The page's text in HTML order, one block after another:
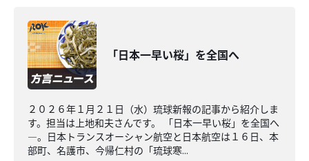
「日本一早い桜」を全国へ
２０２６年１月２１日（水）琉球新報の記事から紹介しま
す。担当は上地和夫さんです。 「日本一早い桜」を全国へ
―。日本トランスオーシャン航空と日本航空は１６日、本
部町、名護市、今帰仁村の「琉球寒...